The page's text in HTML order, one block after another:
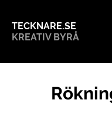
TECKNARE.SE
KREATIV BYRÅ